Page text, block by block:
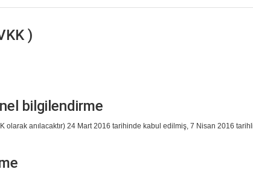
)
bilgilendirme
anılacaktır) 24 Mart 2016 tarihinde kabul edilmiş, 7 Nisan 2016 tarihli